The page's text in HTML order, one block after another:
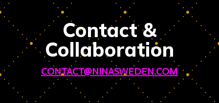
Contact &
Collaboration
CONTACT@NINASWEDEN.COM